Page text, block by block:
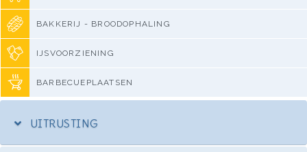
BAKKERIJ - BROODOPHALING
IJSVOORZIENING
BARBECUEPLAATSEN
UITRUSTING